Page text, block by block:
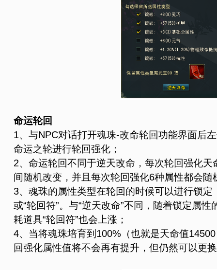
命运轮回
1、与NPC对话打开魂珠-改命轮回功能界面后
命运之轮进行轮回强化；
2、命运轮回不同于逆天改命，每次轮回强化
间随机改变，并且每次轮回强化6种属性都会随
3、魂珠的属性类型在轮回的时候可以进行锁定
或“轮回符”。与“逆天改命”不同，随着锁定属
耗道具“轮回符”也会上涨；
4、当将魂珠培育到100%（也就是天命值
回强化属性值将不会再有提升，但仍然可以更